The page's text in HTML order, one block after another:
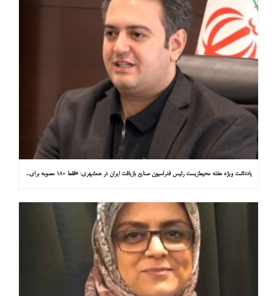
یادداشت ویژه هفته محیط‌زیست رئیس فدراسیون صنایع بازیافت ایران در همشهری: «فقط ۱۸۰ مصوبه برای خارج کردن خودروهای فرسوده از خیابان‌ها»